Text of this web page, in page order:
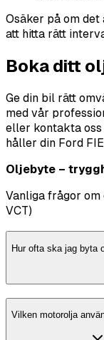
Osäker på om det
att hitta rätt
Boka ditt
Ge din bil rätt
med vår
eller kontakta oss
håller din Ford
Oljebyte –
Vanliga frågor om
VCT)
Hur ofta ska jag byta
Vilken motorolja